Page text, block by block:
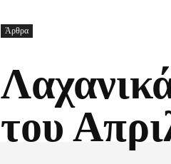
Άρθρα
του